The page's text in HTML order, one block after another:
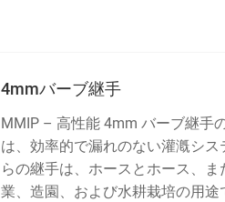
4mmバーブ継手
MMIP – 高性能 4mm バーブ継手
は、効率的で漏れのない灌漑シ
らの継手は、ホースとホース、
業、造園、および水耕栽培の用途